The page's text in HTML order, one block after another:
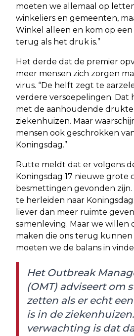
moeten we allemaal op
winkeliers en gemeenten,
Winkel alleen en kom op
terug als het druk is.”
Het derde dat de premier
meer mensen zich zorgen
virus. “De helft zegt te
verdere versoepelingen. Dat
met de aanhoudende drukte
ziekenhuizen. Maar
mensen ook geschrokken
Koningsdag.”
Rutte meldt dat er volgens
Koningsdag 17 nieuwe grote
besmettingen gevonden zijn.
te herleiden naar
liever dan meer ruimte
samenleving. Maar we willen
maken die ons terug kunnen
moeten we de balans in
Het Outbreak
(OMT) adviseert om
zetten als er echt
is in de
verwachting is dat